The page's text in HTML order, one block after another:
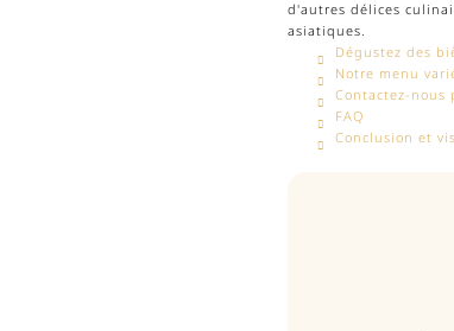
d'autres délices
asiatiques.
Dégustez des
Notre menu
Contactez-nous
FAQ
Conclusion et